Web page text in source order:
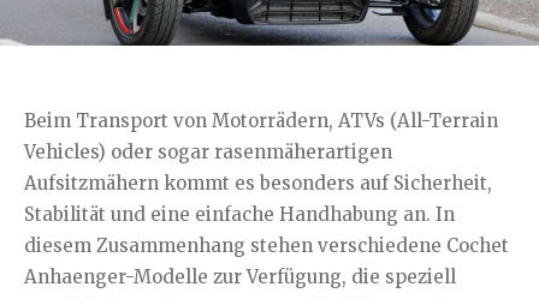
Beim Transport von Motorrädern, ATVs (All-Terrain
Vehicles) oder sogar rasenmäherartigen
Aufsitzmähern kommt es besonders auf Sicherheit,
Stabilität und eine einfache Handhabung an. In
diesem Zusammenhang stehen verschiedene Cochet
Anhaenger-Modelle zur Verfügung, die speziell